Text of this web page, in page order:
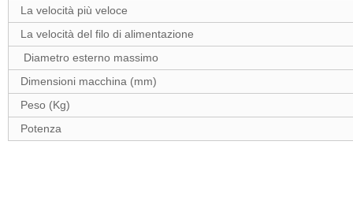
La velocità più veloce
La velocità del filo di alimentazione
Diametro esterno massimo
Dimensioni macchina (mm)
Peso (Kg)
Potenza